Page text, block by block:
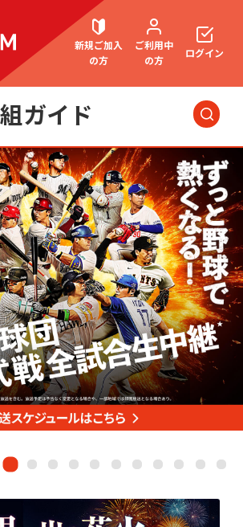
新規ご加入
の方
ご利用中
の方
契約内容確認・変更
お困りごと解決・よくあるご質問
ール マガジン
ログイン
ガイド
番組 洋画
海外ドラマ
アジアドラマ
アニメ・キッズ
エンタメ・バラエティ
・ホビー ネット動画